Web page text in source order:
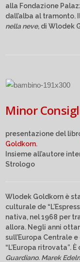
alla Fondazione
dall’alba al tramonto.
nella neve, di Wlodek
Minor
presentazione del
Goldkorn.
Insieme all’autore
Strologo
Wlodek Goldkorn è
culturale de
nativa, nel 1968 per
allora. Negli anni
sull’Europa Centrale
“L’Europa ritrovata”.
Guardiano. Marek